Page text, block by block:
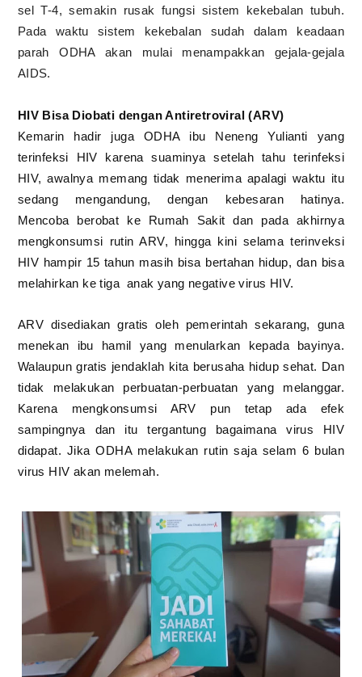
sel T-4, semakin rusak fungsi sistem kekebalan tubuh.
Pada waktu sistem kekebalan sudah dalam keadaan
parah ODHA akan mulai menampakkan gejala-gejala
AIDS.
HIV Bisa Diobati dengan Antiretroviral (ARV)
Kemarin hadir juga ODHA ibu Neneng Yulianti yang
terinfeksi HIV karena suaminya setelah tahu terinfeksi
HIV, awalnya memang tidak menerima apalagi waktu itu
sedang mengandung, dengan kebesaran hatinya.
Mencoba berobat ke Rumah Sakit dan pada akhirnya
mengkonsumsi rutin ARV, hingga kini selama terinveksi
HIV hampir 15 tahun masih bisa bertahan hidup, dan bisa
melahirkan ke tiga anak yang negative virus HIV.
ARV disediakan gratis oleh pemerintah sekarang, guna
menekan ibu hamil yang menularkan kepada bayinya.
Walaupun gratis jendaklah kita berusaha hidup sehat. Dan
tidak melakukan perbuatan-perbuatan yang melanggar.
Karena mengkonsumsi ARV pun tetap ada efek
sampingnya dan itu tergantung bagaimana virus HIV
didapat. Jika ODHA melakukan rutin saja selam 6 bulan
virus HIV akan melemah.